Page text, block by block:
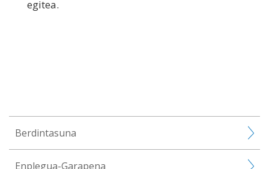
egitea.
Berdintasuna
Enplegua-Garapena